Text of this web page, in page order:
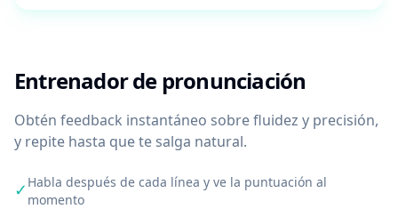
Entrenador de pronunciación
Obtén feedback instantáneo sobre fluidez y precisión,
y repite hasta que te salga natural.
✓ Habla después de cada línea y ve la puntuación al
momento